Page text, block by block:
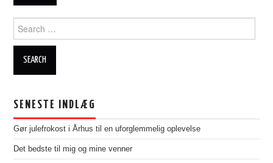
for:
SENESTE INDLÆG
Gør julefrokost i Århus til en uforglemmelig oplevelse
Det bedste til mig og mine venner